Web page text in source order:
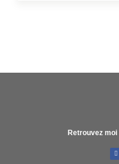
Retrouvez